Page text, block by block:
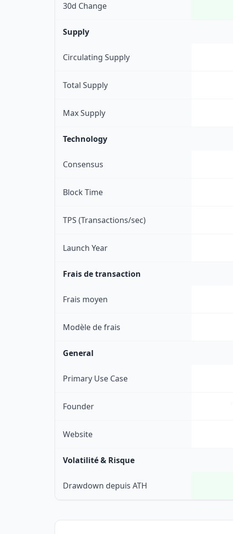
30d Change
Supply
Circulating Supply
Total Supply
Max Supply
Technology
Consensus
Block Time
TPS (Transactions/sec)
Launch Year
Frais de transaction
Frais moyen
Modèle de frais
General
Primary Use Case
Founder
Website
Volatilité & Risque
Drawdown depuis ATH